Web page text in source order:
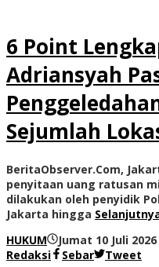
6 Point
Adriansyah
Sejumlah
BeritaObserver.Com,
penyitaan uang ratusan
dilakukan oleh penyidik
Jakarta hingga
HUKUM
Jumat 10 Juli
Redaksi
Sebar Tweet